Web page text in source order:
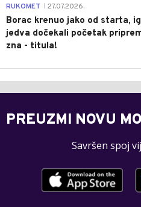
RUKOMET 27.07.2026.
Borac krenuo jako od starta,
jedva dočekali početak
zna - titula!
PREUZMI NOVU
Savršen spoj